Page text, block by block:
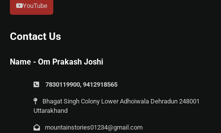
YouTube
Contact Us
Name - Om Prakash Joshi
7830119900, 9412918565
Bhagat Singh Colony Lower Adhoiwala Dehradun 248001
Uttarakhand
mountainstories01234@gmail.com